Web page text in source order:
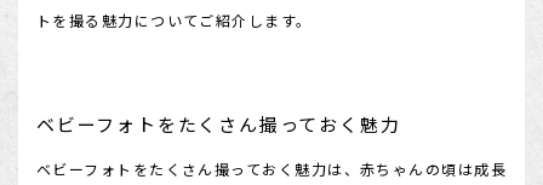
トを撮る魅力についてご紹介します。
ベビーフォトをたくさん撮っておく魅力
ベビーフォトをたくさん撮っておく魅力は、赤ちゃんの頃は成長